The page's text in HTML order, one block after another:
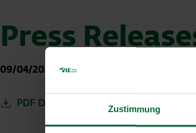
Zustimmung
Press
09/04/2025 |Press releases
PDF Deutsch